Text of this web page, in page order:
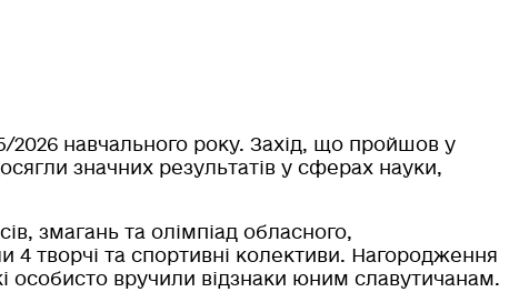
2026 навчального року. Захід, що пройшов у
значних результатів у сферах науки,
змагань та олімпіад обласного,
4 творчі та спортивні колективи. Нагородження
особисто вручили відзнаки юним славутичанам.